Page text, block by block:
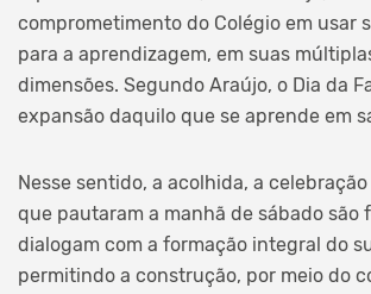
comprometimento do Colégio em usar
para a aprendizagem, em suas
dimensões. Segundo Araújo, o Dia da
expansão daquilo que se aprende em
Nesse sentido, a acolhida, a
que pautaram a manhã de sábado são
dialogam com a formação integral do
permitindo a construção, por meio do